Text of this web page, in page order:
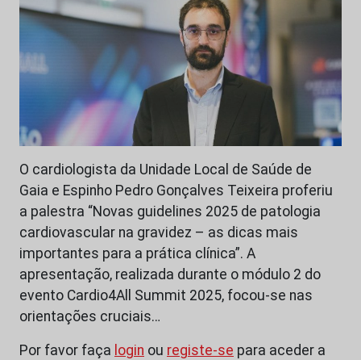
O cardiologista da Unidade Local de Saúde de
Gaia e Espinho Pedro Gonçalves Teixeira proferiu
a palestra “Novas guidelines 2025 de patologia
cardiovascular na gravidez – as dicas mais
importantes para a prática clínica”. A
apresentação, realizada durante o módulo 2 do
evento Cardio4All Summit 2025, focou-se nas
orientações cruciais…
Por favor faça login ou registe-se para aceder a